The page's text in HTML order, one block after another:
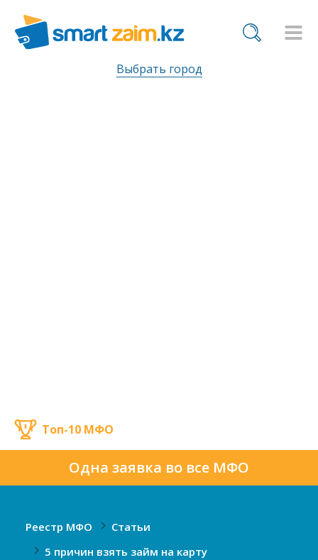
Выбрать город
Одна заявка во все МФО
Топ-10 МФО
Реестр МФО
Статьи
5 причин взять займ на карту